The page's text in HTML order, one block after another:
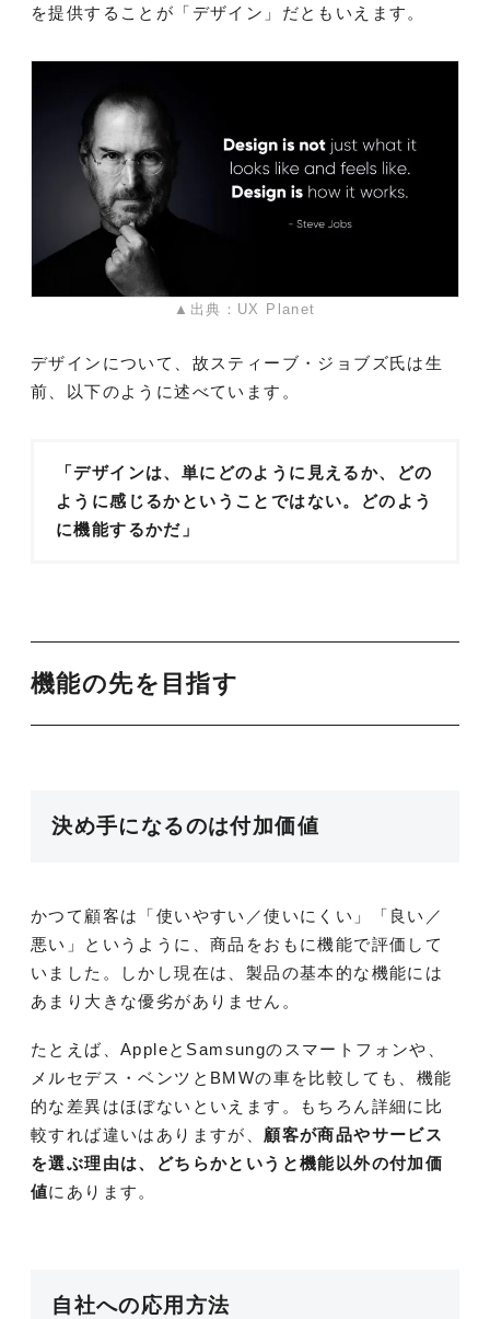
を提供することが「デザイン」だともいえます。
▲出典：UX Planet
デザインについて、故スティーブ・ジョブズ氏は生
前、以下のように述べています。
「デザインは、単にどのように見えるか、どの
ように感じるかということではない。どのよう
に機能するかだ」
機能の先を目指す
決め手になるのは付加価値
かつて顧客は「使いやすい／使いにくい」「良い／
悪い」というように、商品をおもに機能で評価して
いました。しかし現在は、製品の基本的な機能には
あまり大きな優劣がありません。
たとえば、AppleとSamsungのスマートフォンや、
メルセデス・ベンツとBMWの車を比較しても、機能
的な差異はほぼないといえます。もちろん詳細に比
較すれば違いはありますが、 顧客が商品やサービス
を選ぶ理由は、どちらかというと機能以外の付加価
値にあります。
自社への応用方法